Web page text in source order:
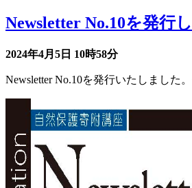
Newsletter No.10を発行
2024年4月5日 10時58分
Newsletter No.10を発行いたしました